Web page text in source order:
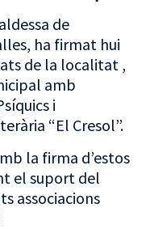
de
ha firmat hui
de la localitat ,
amb
i
“El Cresol”.
la firma d’estos
el suport del
associacions